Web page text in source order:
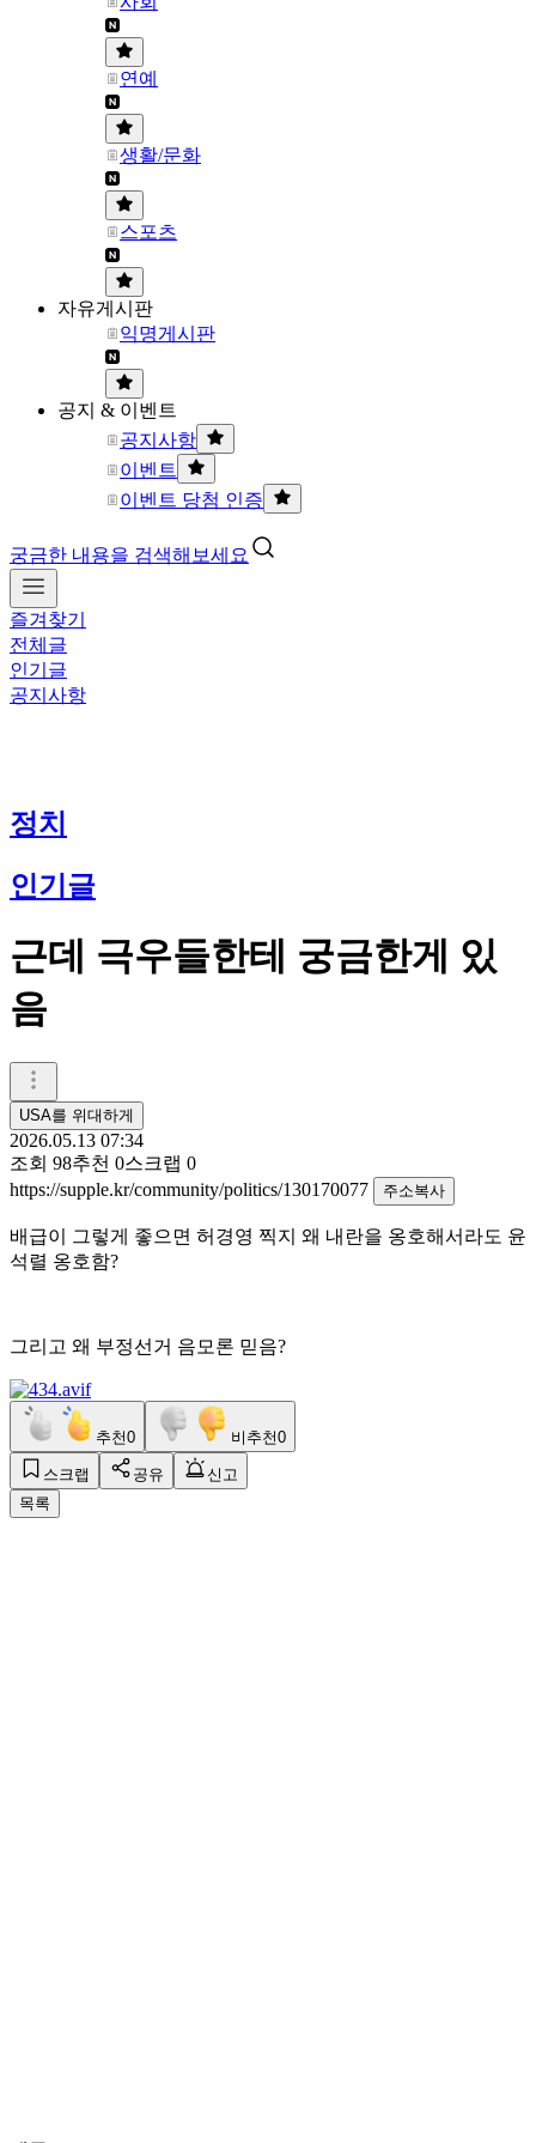
연예
생활/문화
스포츠
자유게시판
익명게시판
공지 & 이벤트
공지사항
이벤트
이벤트 당첨 인증
궁금한 내용을 검색해보세요
즐겨찾기
전체글
인기글
공지사항
정치
인기글
근데 극우들한테 궁금한게 있
음
USA를 위대하게
2026.05.13 07:34
조회 98추천 0스크랩 0
https://supple.kr/community/politics/130170077
주소복사
배급이 그렇게 좋으면 허경영 찍지 왜 내란을 옹호해서라도 윤
석렬 옹호함?
그리고 왜 부정선거 음모론 믿음?
추천0 비추천0
스크랩 공유
신고
목록